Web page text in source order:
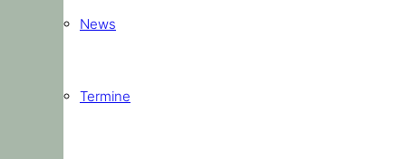
News
Termine